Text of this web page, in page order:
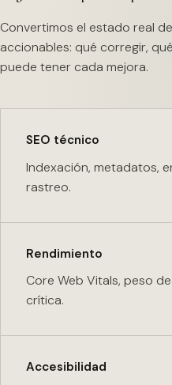
Convertimos el estado real
accionables: qué corregir,
puede tener cada mejora.
SEO técnico
Indexación, metadatos,
rastreo.
Rendimiento
Core Web Vitals, peso
crítica.
Accesibilidad